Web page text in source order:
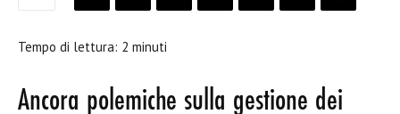
Tempo di lettura: 2 minuti
Ancora polemiche sulla gestione dei